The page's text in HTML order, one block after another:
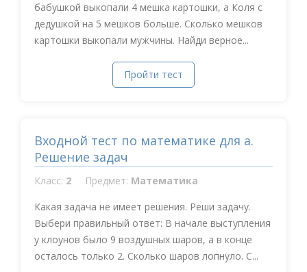
бабушкой выкопали 4 мешка картошки, а Коля с
дедушкой на 5 мешков больше. Сколько мешков
картошки выкопали мужчины. Найди верное...
Пройти тест
Входной тест по математике для а.
Решение задач
Класс: 2 Предмет: Математика
Какая задача не имеет решения. Реши задачу.
Выбери правильный ответ: В начале выступления
у клоунов было 9 воздушных шаров, а в конце
осталось только 2. Сколько шаров лопнуло. С...